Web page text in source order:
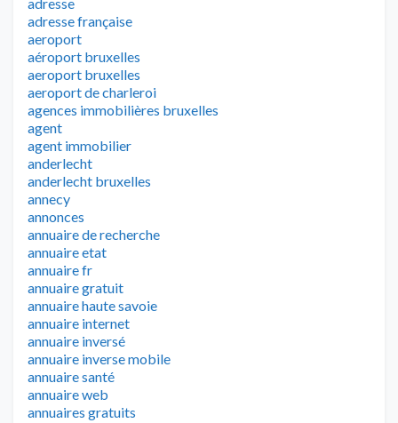
adresse française
aeroport
aéroport bruxelles
aeroport bruxelles
aeroport de charleroi
agences immobilières bruxelles
agent
agent immobilier
anderlecht
anderlecht bruxelles
annecy
annonces
annuaire de recherche
annuaire etat
annuaire fr
annuaire gratuit
annuaire haute savoie
annuaire internet
annuaire inversé
annuaire inverse mobile
annuaire santé
annuaire web
annuaires gratuits